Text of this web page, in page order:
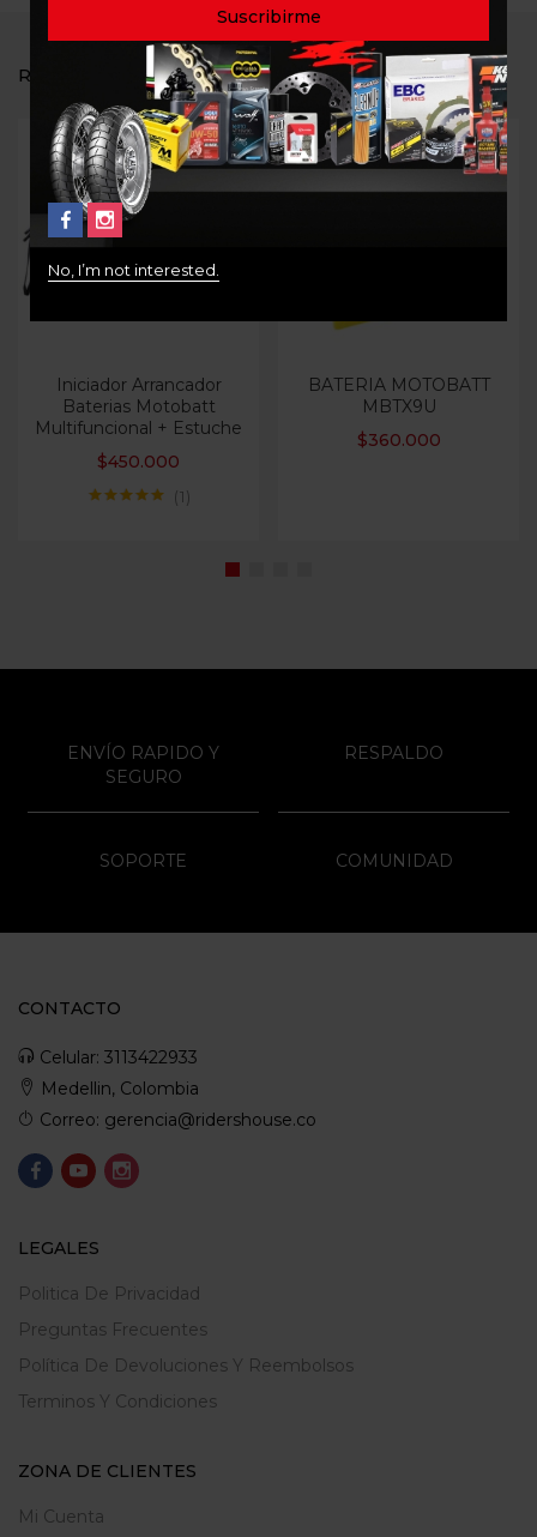
RELATED PRODUCTS
Iniciador Arrancador
Baterias Motobatt
Multifuncional + Estuche
$450.000
1
BATERIA MOTOBATT
MBTX9U
$360.000
No, I’m not interested.
ENVÍO RAPIDO Y
SEGURO
RESPALDO
SOPORTE COMUNIDAD
CONTACTO
Celular: 3113422933
Medellin, Colombia
Correo: gerencia@ridershouse.co
LEGALES
Politica De Privacidad
Preguntas Frecuentes
Política De Devoluciones Y Reembolsos
Terminos Y Condiciones
ZONA DE CLIENTES
Mi Cuenta